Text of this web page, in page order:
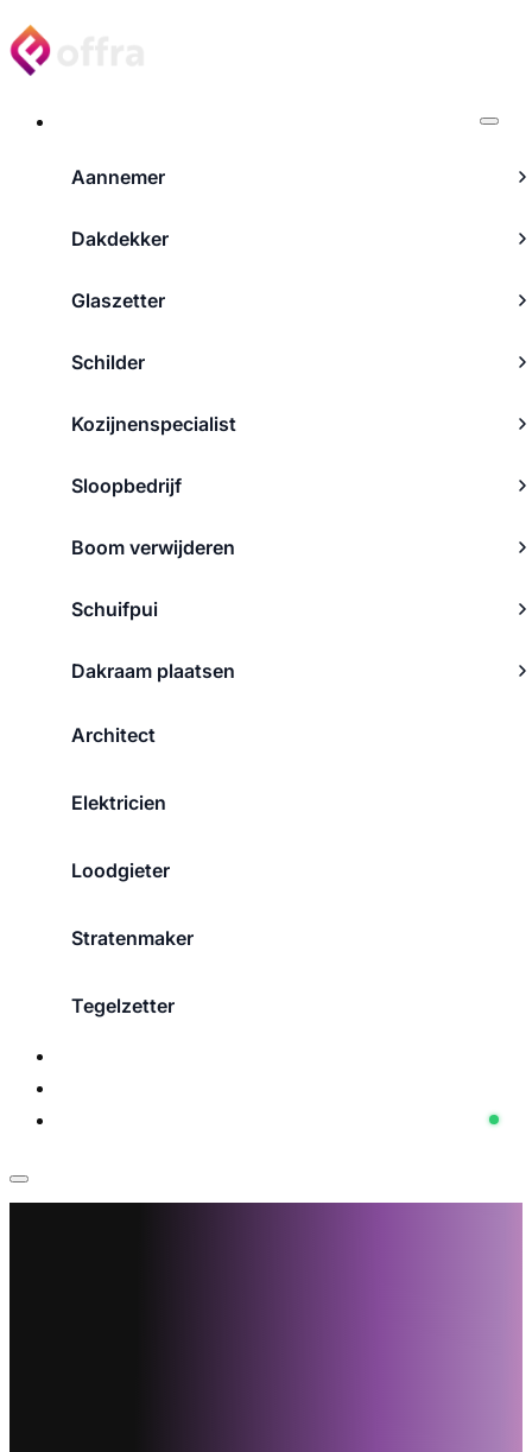
Aannemer
Dakdekker
Glaszetter
Schilder
Kozijnenspecialist
Sloopbedrijf
Boom verwijderen
Schuifpui
Dakraam plaatsen
Architect
Elektricien
Loodgieter
Stratenmaker
Tegelzetter